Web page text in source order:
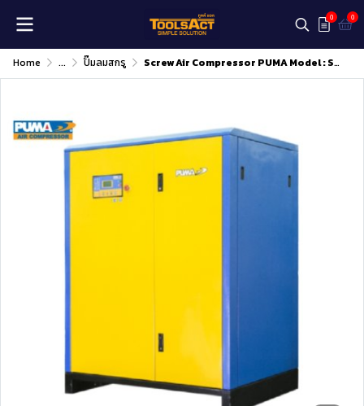
0 0
Home ... ปั๊มลมสกรู Screw Air Compressor PUMA Model : SL-50D